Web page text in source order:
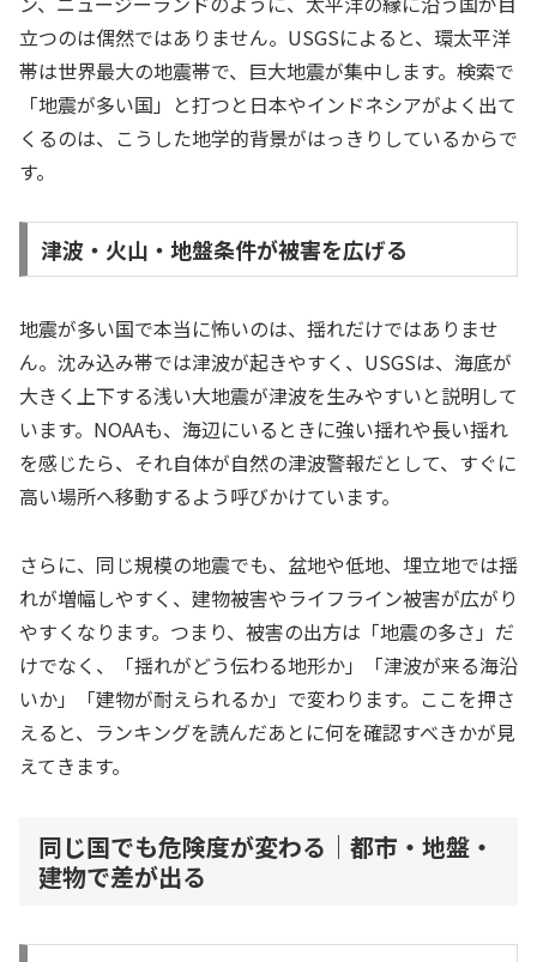
立つのは偶然ではありません。USGSによると、環太平洋
帯は世界最大の地震帯で、巨大地震が集中します。検索で
「地震が多い国」と打つと日本やインドネシアがよく出て
くるのは、こうした地学的背景がはっきりしているからで
す。
津波・火山・地盤条件が被害を広げる
地震が多い国で本当に怖いのは、揺れだけではありませ
ん。沈み込み帯では津波が起きやすく、USGSは、海底が
大きく上下する浅い大地震が津波を生みやすいと説明して
います。NOAAも、海辺にいるときに強い揺れや長い揺れ
を感じたら、それ自体が自然の津波警報だとして、すぐに
高い場所へ移動するよう呼びかけています。
さらに、同じ規模の地震でも、盆地や低地、埋立地では揺
れが増幅しやすく、建物被害やライフライン被害が広がり
やすくなります。つまり、被害の出方は「地震の多さ」だ
けでなく、「揺れがどう伝わる地形か」「津波が来る海沿
いか」「建物が耐えられるか」で変わります。ここを押さ
えると、ランキングを読んだあとに何を確認すべきかが見
えてきます。
同じ国でも危険度が変わる｜都市・地盤・
建物で差が出る